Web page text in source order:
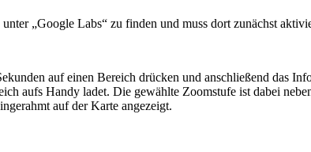
„Google Labs“ zu finden und muss dort zunächst
auf einen Bereich drücken und anschließend das
aufs Handy ladet. Die gewählte Zoomstufe ist dabei
auf der Karte angezeigt.